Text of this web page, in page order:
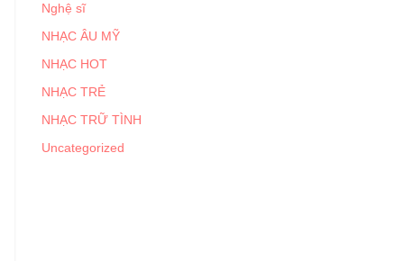
Nghệ sĩ
NHẠC ÂU MỸ
NHẠC HOT
NHẠC TRẺ
NHẠC TRỮ TÌNH
Uncategorized